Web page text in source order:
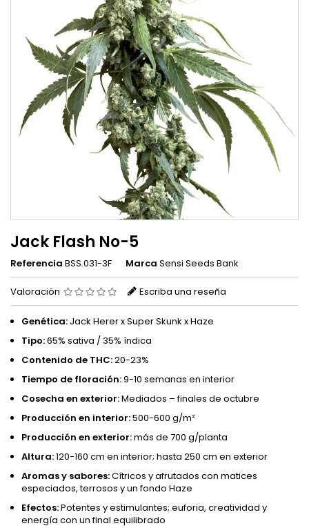
Jack Flash No-5
Referencia BSS.031-3F Marca Sensi Seeds Bank
Valoración Escriba una reseña
Genética: Jack Herer x Super Skunk x Haze
Tipo:65% sativa / 35% índica
Contenido de THC:20-23%
Tiempo de floración:9-10 semanas en interior
Cosecha en exterior:Mediados – finales de octubre
Producción en interior:500-600 g/m²
Producción en exterior:más de 700 g/planta
Altura:120-160 cm en interior; hasta 250 cm en exterior
Aromas y sabores:Cítricos y afrutados con matices
especiados, terrosos y un fondo Haze
Efectos:Potentes y estimulantes; euforia, creatividad y
energía con un final equilibrado